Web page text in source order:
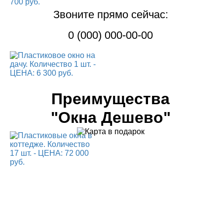
Звоните прямо сейчас:
0 (000) 000-00-00
Преимущества
"Окна Дешево"